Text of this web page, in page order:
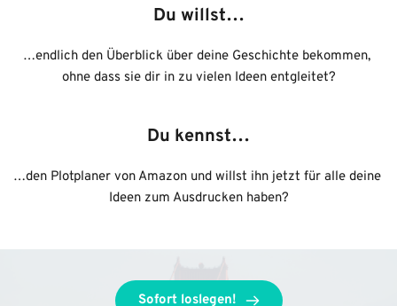
Du willst…
…endlich den Überblick über deine Geschichte bekommen,
ohne dass sie dir in zu vielen Ideen entgleitet?
Du kennst…
…den Plotplaner von Amazon und willst ihn jetzt für alle deine
Ideen zum Ausdrucken haben?
Sofort loslegen!